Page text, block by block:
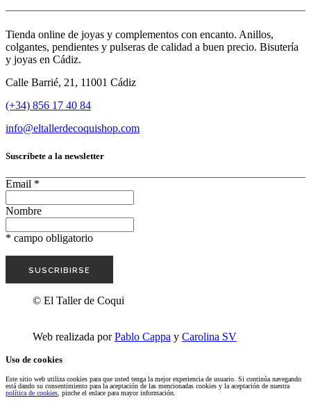
Tienda online de joyas y complementos con encanto. Anillos,
colgantes, pendientes y pulseras de calidad a buen precio. Bisutería
y joyas en Cádiz.
Calle Barrié, 21, 11001 Cádiz
(+34) 856 17 40 84
info@eltallerdecoquishop.com
Suscríbete a la newsletter
Email *
Nombre
* campo obligatorio
© El Taller de Coqui
Web realizada porPablo Cappa y Carolina SV
Uso de cookies
Este sitio web utiliza cookies para que usted tenga la mejor experiencia de usuario. Si continúa navegando
está dando su consentimiento para la aceptación de las mencionadas cookies y la aceptación de nuestra
política de cookies, pinche el enlace para mayor información.